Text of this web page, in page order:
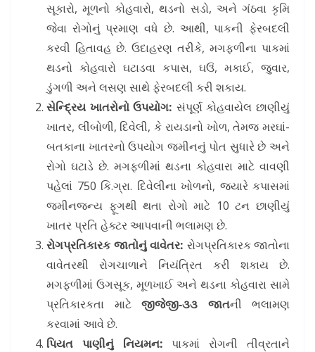
સૂકારો, મૂળનો કોહવારો, થડનો સડો, અને ગંઠવા કૃમિ
જેવા રોગોનું પ્રમાણ વધે છે. આથી, પાકની ફેરબદલી
કરવી હિતાવહ છે. ઉદાહરણ તરીકે, મગફળીના પાકમાં
થડનો કોહવારો ઘટાડવા કપાસ, ઘઉં, મકાઈ, જુવાર,
ડુંગળી અને લસણ સાથે ફેરબદલી કરી શકાય.
સેન્દ્રિય ખાતરોનો ઉપયોગ: સંપૂર્ણ કોહવાયેલ છાણીયું
ખાતર, લીંબોળી, દિવેલી, કે રાયડાનો ખોળ, તેમજ મરઘાં-
બતકાના ખાતરનો ઉપયોગ જમીનનું પોત સુધારે છે અને
રોગો ઘટાડે છે. મગફળીમાં થડના કોહવારા માટે વાવણી
પહેલાં 750 કિ.ગ્રા. દિવેલીના ખોળનો, જ્યારે કપાસમાં
જમીનજન્ય ફૂગથી થતા રોગો માટે 10 ટન છાણીયું
ખાતર પ્રતિ હેક્ટર આપવાની ભલામણ છે.
રોગપ્રતિકારક જાતોનું વાવેતર: રોગપ્રતિકારક જાતોના
વાવેતરથી રોગચાળાને નિયંત્રિત કરી શકાય છે.
મગફળીમાં ઉગસૂક, મૂળખાઈ અને થડના કોહવારા સામે
પ્રતિકારકતા માટે જીજેજી-૩૩ જાતની ભલામણ
કરવામાં આવે છે.
પિયત પાણીનું નિયમન: પાકમાં રોગની તીવ્રતાને